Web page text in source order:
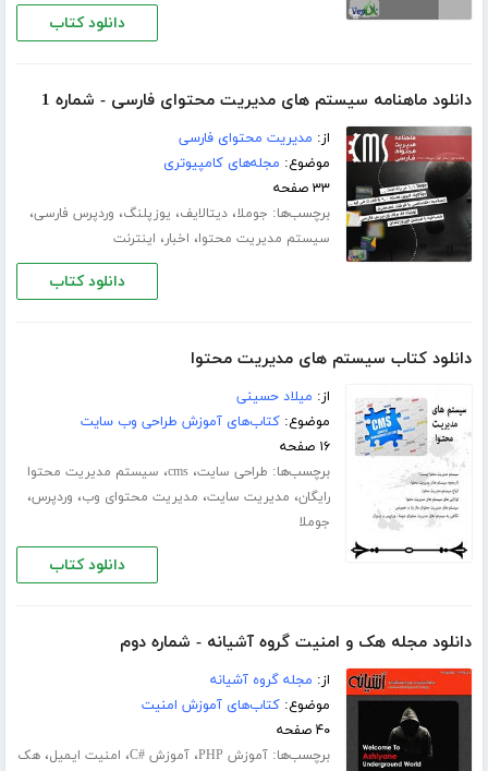
دانلود کتاب
دانلود ماهنامه سیستم های مدیریت محتوای فارسی - شماره 1
از: مدیریت محتوای فارسی
موضوع: مجله‌های کامپیوتری
۳۳ صفحه
برچسب‌ها: جوملا،دیتالایف، یوزپلنگ، وردپرس فارسی،
سیستم مدیریت محتوا، اخبار، اینترنت
دانلود کتاب
دانلود کتاب سیستم های مدیریت محتوا
از: میلاد حسینی
موضوع:کتاب‌های آموزش طراحی وب سایت
۱۶ صفحه
برچسب‌ها: طراحی سایت،cms، سیستم مدیریت محتوا
رایگان، مدیریت سایت، مدیریت محتوای وب، وردپرس،
جوملا
دانلود کتاب
دانلود مجله هک و امنیت گروه آشیانه - شماره دوم
از: مجله گروه آشیانه
موضوع:کتاب‌های آموزش امنیت
۴۰ صفحه
برچسب‌ها:آموزش PHP ،آموزش #C ، امنیت ایمیل،هک